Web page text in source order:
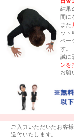
結果
間に
また
ット
ペー
す。
誠に
ンを
お願
ご入力いただいたお客
送付いたします。